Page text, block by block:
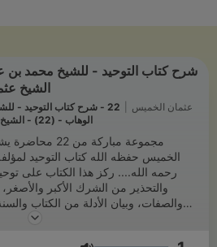
شرح كتاب التوحيد - للشيخ محمد بن
الشيخ
عثمان الخميس
22 - شرح كتاب التوحيد -
الوهاب - (22) - الشيخ عثمان الخميس
مجموعة مباركة
الخميس حفظه الله كتاب التوحيد
رحمه الله.... ركز هذا الكتاب على توحيد
والتحذير من الشرك الأكبر
والصفات، وبيان الأدلة من الكتاب
بعث الله به رسله من التوحيد. وقد بدأ